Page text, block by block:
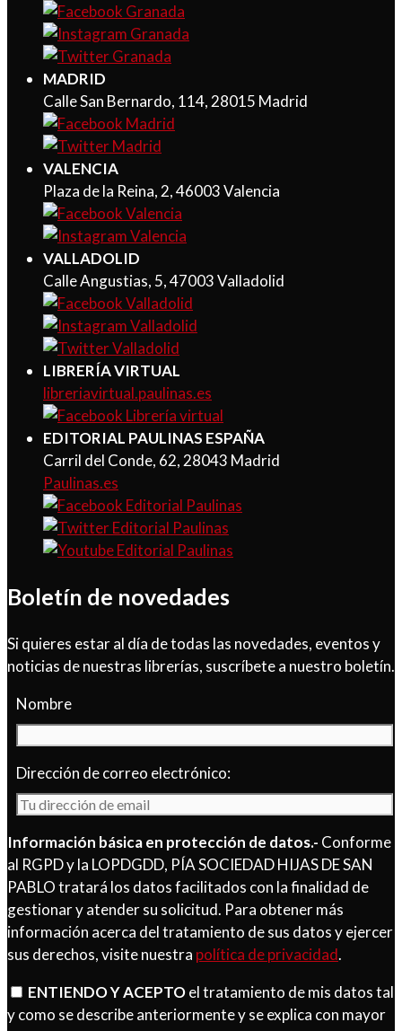
MADRID
Calle San Bernardo, 114, 28015 Madrid
VALENCIA
Plaza de la Reina, 2, 46003 Valencia
VALLADOLID
Calle Angustias, 5, 47003 Valladolid
LIBRERÍA VIRTUAL
libreriavirtual.paulinas.es
EDITORIAL PAULINAS ESPAÑA
Carril del Conde, 62, 28043 Madrid
Paulinas.es
Boletín de novedades
Si quieres estar al día de todas las novedades, eventos y
noticias de nuestras librerías, suscríbete a nuestro boletín.
Nombre
Dirección de correo electrónico:
Información básica en protección de datos.- Conforme
al RGPD y la LOPDGDD, PÍA SOCIEDAD HIJAS DE SAN
PABLO tratará los datos facilitados con la finalidad de
gestionar y atender su solicitud. Para obtener más
información acerca del tratamiento de sus datos y ejercer
sus derechos, visite nuestra política de privacidad.
ENTIENDO Y ACEPTOel tratamiento de mis datos tal
y como se describe anteriormente y se explica con mayor